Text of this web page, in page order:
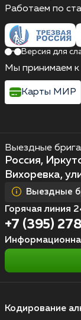
Кодирование
Выездные
Россия,
Вихоревка,
Выездные
Горячая линия
+7 (395)
Работаем по
Версия для
Мы принимаем к
Карты МИР